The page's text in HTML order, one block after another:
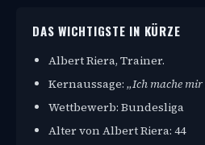
DAS WICHTIGSTE IN KÜRZE
Albert Riera, Trainer.
Kernaussage: „Ich mache mir
Wettbewerb: Bundesliga
Alter von Albert Riera: 44